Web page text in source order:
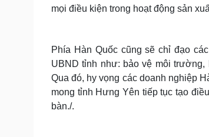
mọi điều kiện trong hoạt động sản
Phía Hàn Quốc cũng sẽ chỉ đạo
UBND tỉnh như: bảo vệ môi
Qua đó, hy vọng các doanh nghiệp
mong tỉnh Hưng Yên tiếp tục tạo
bàn./.